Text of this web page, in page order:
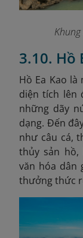
3.10. Hồ
Hồ Ea Kao
diện tích lên
những dãy
dạng. Đến
như câu cá,
thủy sản hồ,
văn hóa dân
thưởng thức